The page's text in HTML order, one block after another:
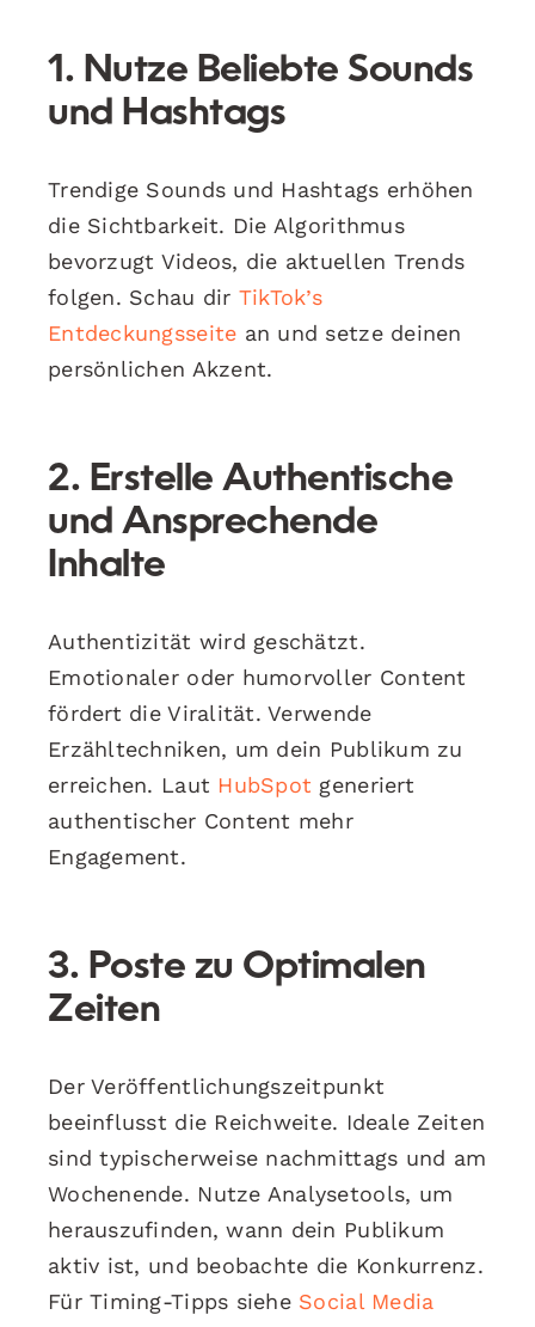
1. Nutze Beliebte Sounds
und Hashtags
Trendige Sounds und Hashtags erhöhen
die Sichtbarkeit. Die Algorithmus
bevorzugt Videos, die aktuellen Trends
folgen. Schau dir TikTok’s
Entdeckungsseite an und setze deinen
persönlichen Akzent.
2. Erstelle Authentische
und Ansprechende
Inhalte
Authentizität wird geschätzt.
Emotionaler oder humorvoller Content
fördert die Viralität. Verwende
Erzähltechniken, um dein Publikum zu
erreichen. Laut HubSpot generiert
authentischer Content mehr
Engagement.
3. Poste zu Optimalen
Zeiten
Der Veröffentlichungszeitpunkt
beeinflusst die Reichweite. Ideale Zeiten
sind typischerweise nachmittags und am
Wochenende. Nutze Analysetools, um
herauszufinden, wann dein Publikum
aktiv ist, und beobachte die Konkurrenz.
Für Timing-Tipps siehe Social Media